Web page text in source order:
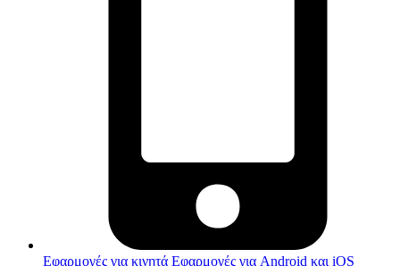
Εφαρμογές για κινητά Εφαρμογές για Android και iOS